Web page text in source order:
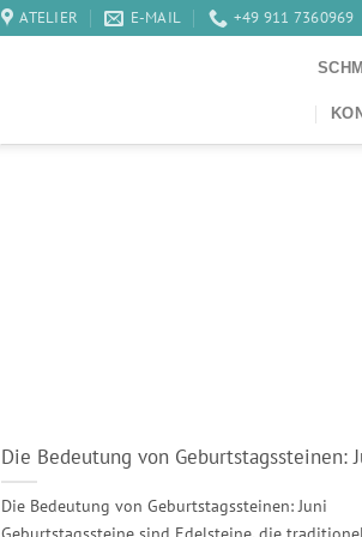
ATELIER E-MAIL +49 911 7360969
Die Bedeutung von Geburtstagssteinen:
Die Bedeutung von Geburtstagssteinen: Juni